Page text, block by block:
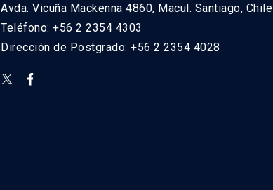
Avda. Vicuña Mackenna 4860, Macul. Santiago, Chile
Teléfono: +56 2 2354 4303
Dirección de Postgrado: +56 2 2354 4028